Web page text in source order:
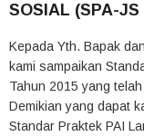
SOSIAL (SPA-JS
Kepada Yth. Bapak
kami sampaikan
Tahun 2015 yang
Demikian yang dapat
Standar Praktek PAI